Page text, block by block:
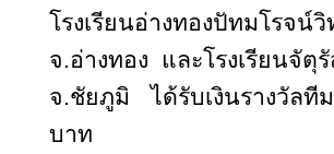
โรงเรียนอ่างทองปัทมโรจน์
จ.อ่างทอง และโรงเรียนจัตุ
จ.ชัยภูมิ ได้รับเงินรางวัลที
บาท